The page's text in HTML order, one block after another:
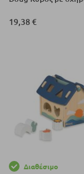
19,38 €
Διαθέσιμο